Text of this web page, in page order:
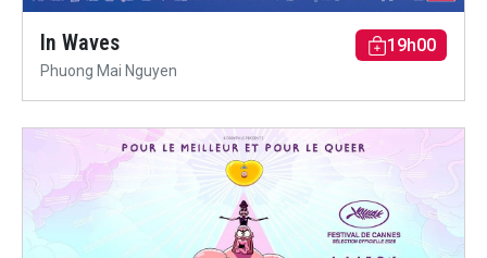
In Waves
Phuong Mai Nguyen
19h00